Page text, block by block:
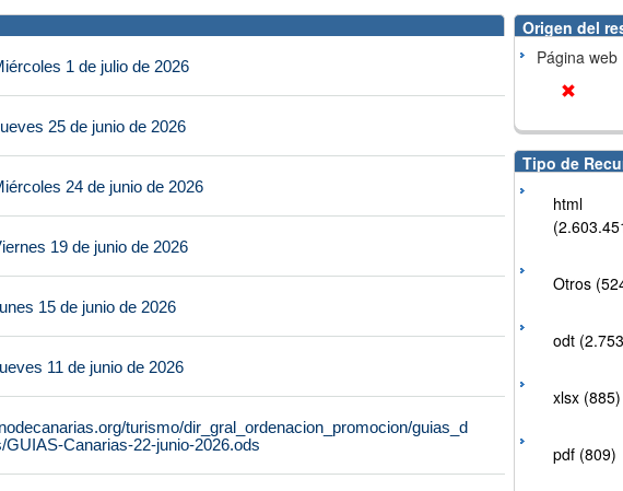
1 de julio de 2026
25 de junio de 2026
24 de junio de 2026
19 de junio de 2026
15 de junio de 2026
11 de junio de 2026
turismo/dir_gral_ordenacion_promocion/guias_d
Canarias-22-junio-2026.ods
Origen del
Página web
Tipo de
html
Otros
odt
xlsx (885)
pdf (809)